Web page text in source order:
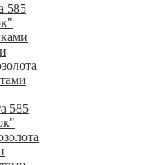
585
585